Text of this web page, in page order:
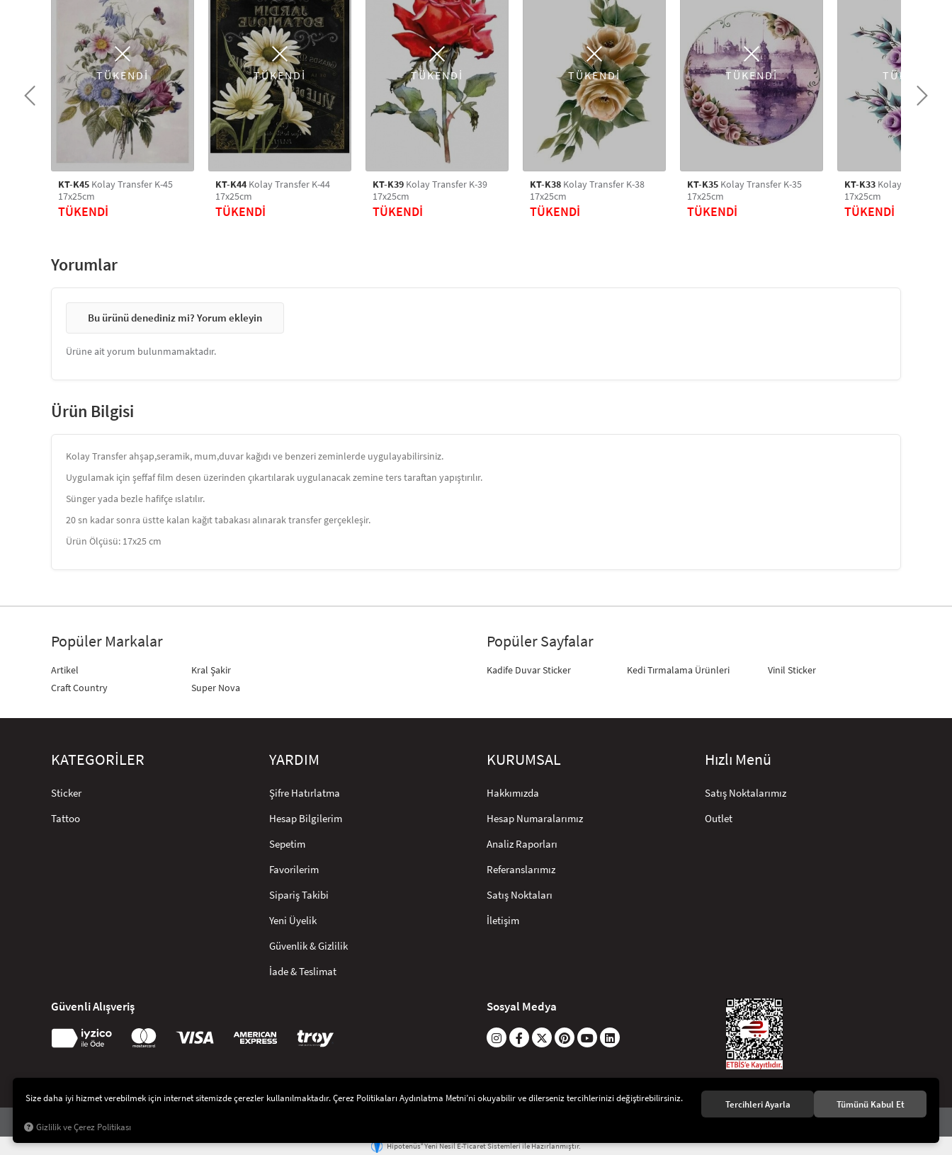
TÜKENDİ
KT-K45 Kolay Transfer K-45
17x25cm
TÜKENDİ
TÜKENDİ
KT-K44 Kolay Transfer K-44
17x25cm
TÜKENDİ
TÜKENDİ
KT-K39 Kolay Transfer K-39
17x25cm
TÜKENDİ
TÜKENDİ
KT-K38 Kolay Transfer K-38
17x25cm
TÜKENDİ
TÜKENDİ
KT-K35 Kolay Transfer K-35
17x25cm
TÜKENDİ
TÜKENDİ
KT-K33 Kolay Transfer K-
17x25cm
TÜKENDİ
Yorumlar
Bu ürünü denediniz mi? Yorum ekleyin
Ürüne ait yorum bulunmamaktadır.
Ürün Bilgisi
Kolay Transfer ahşap,seramik, mum,duvar kağıdı ve benzeri zeminlerde uygulayabilirsiniz.
Uygulamak için şeffaf film desen üzerinden çıkartılarak uygulanacak zemine ters taraftan yapıştırılır.
Sünger yada bezle hafifçe ıslatılır.
20 sn kadar sonra üstte kalan kağıt tabakası alınarak transfer gerçekleşir.
Ürün Ölçüsü: 17x25 cm
Popüler Markalar
Artikel
Craft Country
Kral Şakir
Super Nova
Popüler Sayfalar
Kadife Duvar Sticker Kedi Tırmalama Ürünleri Vinil Sticker
KATEGORİLER
Sticker
Tattoo
YARDIM
Şifre Hatırlatma
Hesap Bilgilerim
Sepetim
Favorilerim
Sipariş Takibi
Yeni Üyelik
Güvenlik & Gizlilik
İade & Teslimat
KURUMSAL
Hakkımızda
Hesap Numaralarımız
Analiz Raporları
Referanslarımız
Satış Noktaları
İletişim
Hızlı Menü
Satış Noktalarımız
Outlet
Güvenli Alışveriş Sosyal Medya
© 2021 Artikel İç ve Dış Tic. Ltd Şti
Hipotenüs®Yeni Nesil E-Ticaret Sistemleri ile Hazırlanmıştır.
Size daha iyi hizmet verebilmek için internet sitemizde çerezler kullanılmaktadır. Çerez Politikaları Aydınlatma Metni’ni okuyabilir ve dilerseniz tercihlerinizi değiştirebilirsiniz.
Tercihleri Ayarla Tümünü Kabul Et
Gizlilik ve Çerez Politikası